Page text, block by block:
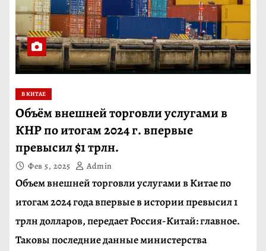
В КИТАЕ
Объём внешней торговли услугами в
КНР по итогам 2024 г. впервые
превысил $1 трлн.
Фев 5, 2025 Admin
Объем внешней торговли услугами в Китае по
итогам 2024 года впервые в истории превысил 1
трлн долларов, передает Россия-Китай: главное.
Таковы последние данные министерства